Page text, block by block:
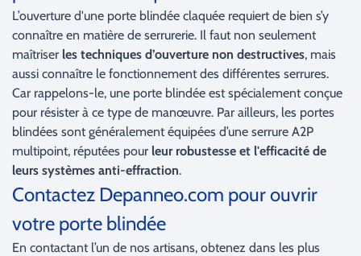
L’ouverture d'une porte blindée claquée requiert de bien s’y
connaître en matière de serrurerie. Il faut non seulement
maîtriser les techniques d’ouverture non destructives, mais
aussi connaître le fonctionnement des différentes serrures.
Car rappelons-le, une porte blindée est spécialement conçue
pour résister à ce type de manœuvre. Par ailleurs, les portes
blindées sont généralement équipées d’une serrure A2P
multipoint, réputées pour leur robustesse et l'efficacité de
leurs systèmes anti-effraction.
Contactez Depanneo.com pour ouvrir
votre porte blindée
En contactant l’un de nos artisans, obtenez dans les plus